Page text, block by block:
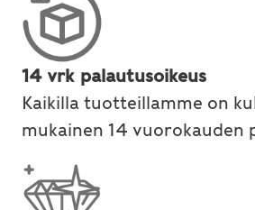
14 vrk palautusoikeus
Kaikilla tuotteillamme on
mukainen 14 vuorokauden